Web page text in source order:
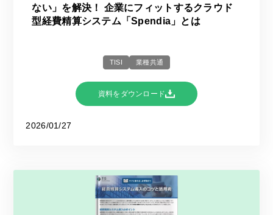
ない」を解決！ 企業にフィットするクラウド
型経費精算システム「Spendia」とは
TISI 業種共通
資料をダウンロード
2026/01/27